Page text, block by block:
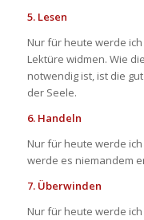
5. Lesen
Nur für heute werde
Lektüre widmen. Wie
notwendig ist, ist die
der Seele.
6. Handeln
Nur für heute werde
werde es niemandem
7. Überwinden
Nur für heute werde